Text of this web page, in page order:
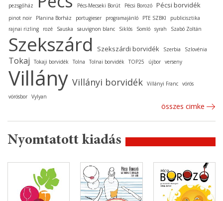
pezsgőház Pécs-Mecseki Borút Pécsi Borozó Pécsi borvidék
pinot noir Planina Borház portugieser programajánló PTE SZBKI
publicisztika
rajnai rizling
rozé Sauska sauvignon blanc Siklós Somló syrah Szabó Zoltán
Szekszárd Szekszárdi borvidék Szerbia Szlovénia
Tokaj Tokaji borvidék Tolna Tolnai borvidék TOP25 újbor verseny
Villány Villányi borvidék Villányi Franc vörös
vörösbor Vylyan
összes cimke
Nyomtatott kiadás